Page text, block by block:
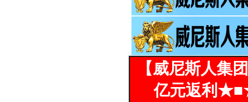
【威尼斯人
亿元返利